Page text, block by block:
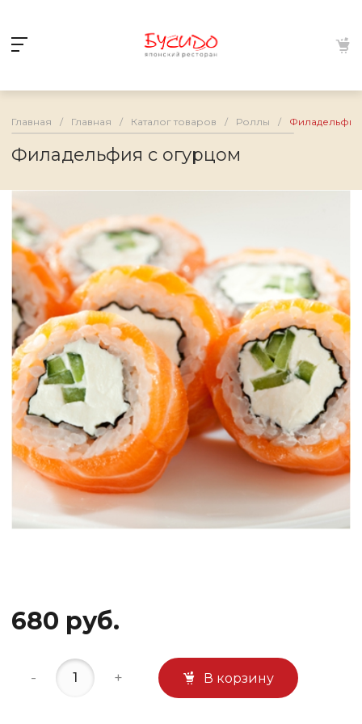
Главная / Главная / Каталог товаров / Роллы /
Филадельфия с огурцом
680 руб.
- + В корзину